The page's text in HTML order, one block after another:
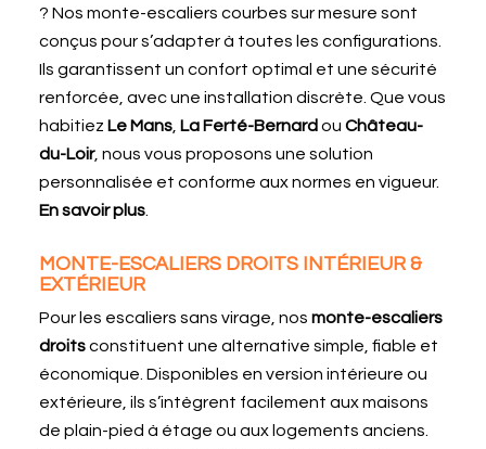
? Nos monte-escaliers courbes sur mesure sont
conçus pour s’adapter à toutes les configurations.
Ils garantissent un confort optimal et une sécurité
renforcée, avec une installation discrète. Que vous
habitiez Le Mans, La Ferté-Bernard ou Château-
du-Loir, nous vous proposons une solution
personnalisée et conforme aux normes en vigueur.
En savoir plus.
MONTE-ESCALIERS DROITS INTÉRIEUR &
EXTÉRIEUR
Pour les escaliers sans virage, nos monte-escaliers
droitsconstituent une alternative simple, fiable et
économique. Disponibles en version intérieure ou
extérieure, ils s’intègrent facilement aux maisons
de plain-pied à étage ou aux logements anciens.